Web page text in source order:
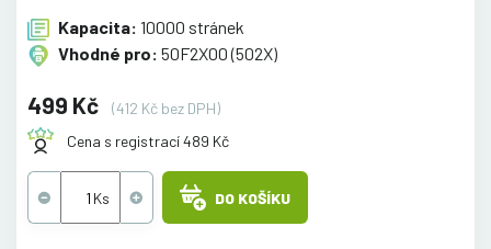
Kapacita: 10000 stránek
Vhodné pro: 50F2X00 (502X)
499 Kč
(412 Kč bez DPH)
Cena s registrací 489 Kč
DO KOŠÍKU